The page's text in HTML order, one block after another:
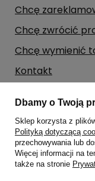
Chcę
Chcę zwrócić
Chcę wymienić
Kontakt
Moje konto
Regulaminy
Dbamy o Twoją
Sklep korzysta z
Polityką dotyczącą
przechowywania lub
Więcej informacji na
także na stronie